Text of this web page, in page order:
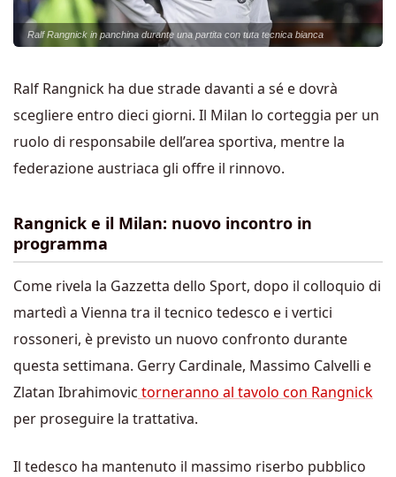
Ralf Rangnick in panchina durante una partita con tuta tecnica bianca
Ralf Rangnick ha due strade davanti a sé e dovrà
scegliere entro dieci giorni. Il Milan lo corteggia per un
ruolo di responsabile dell’area sportiva, mentre la
federazione austriaca gli offre il rinnovo.
Rangnick e il Milan: nuovo incontro in
programma
Come rivela la Gazzetta dello Sport, dopo il colloquio di
martedì a Vienna tra il tecnico tedesco e i vertici
rossoneri, è previsto un nuovo confronto durante
questa settimana. Gerry Cardinale, Massimo Calvelli e
Zlatan Ibrahimovic torneranno al tavolo con Rangnick
per proseguire la trattativa.
Il tedesco ha mantenuto il massimo riserbo pubblico